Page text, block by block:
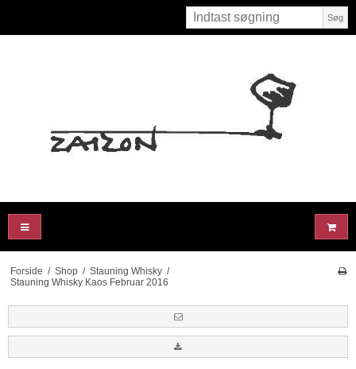
Søg
Forside / Shop / Stauning Whisky /
Stauning Whisky Kaos Februar 2016